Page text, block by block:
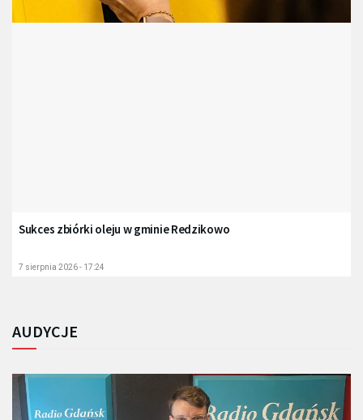
Sukces zbiórki oleju w gminie Redzikowo
7 sierpnia 2026 - 17:24
AUDYCJE